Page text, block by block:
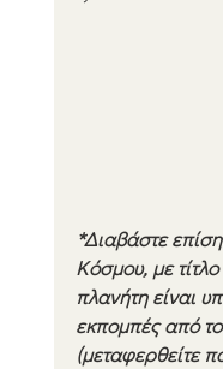
*Διαβάστε
Κόσμου, με
πλανήτη είναι
εκπομπές από
(μεταφερθείτε